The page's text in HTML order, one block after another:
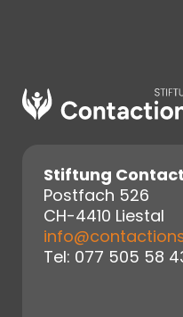
Stiftung
Postfach 526
CH-4410 Liestal
Tel: 077 505 58